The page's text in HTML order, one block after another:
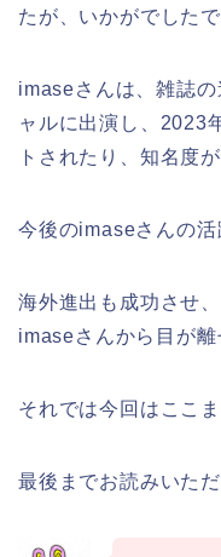
たが、いかがでした
imaseさんは、雑誌
ャルに出演し、2023
トされたり、知名度
今後のimaseさんの活
海外進出も成功させ
imaseさんから目が離
それでは今回はここ
最後までお読みいた